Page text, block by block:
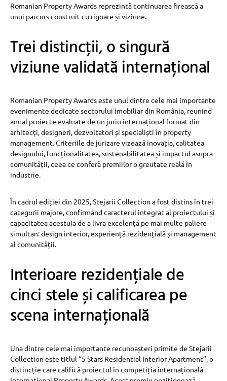
Romanian Property Awards reprezintă continuarea firească a
unui parcurs construit cu rigoare și viziune.
Trei distincții, o singură
viziune validată internațional
Romanian Property Awards este unul dintre cele mai importante
evenimente dedicate sectorului imobiliar din România, reunind
anual proiecte evaluate de un juriu internațional format din
arhitecți, designeri, dezvoltatori și specialiști în property
management. Criteriile de jurizare vizează inovația, calitatea
designului, funcționalitatea, sustenabilitatea și impactul asupra
comunității, ceea ce conferă premiilor o greutate reală în
industrie.
În cadrul ediției din 2025, Stejarii Collection a fost distins în trei
categorii majore, confirmând caracterul integrat al proiectului și
capacitatea acestuia de a livra excelență pe mai multe paliere
simultan: design interior, experiență rezidențială și management
al comunității.
Interioare rezidențiale de
cinci stele și calificarea pe
scena internațională
Una dintre cele mai importante recunoașteri primite de Stejarii
Collection este titlul “5 Stars Residential Interior Apartment”, o
distincție care califică proiectul în competiția internațională